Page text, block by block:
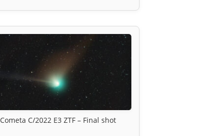
Cometa C/2022 E3 ZTF – Final shot